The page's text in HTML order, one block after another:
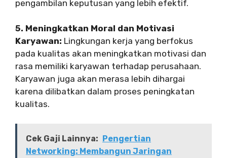
pengambilan keputusan yang lebih efektif.
5. Meningkatkan Moral dan Motivasi
Karyawan: Lingkungan kerja yang berfokus
pada kualitas akan meningkatkan motivasi dan
rasa memiliki karyawan terhadap perusahaan.
Karyawan juga akan merasa lebih dihargai
karena dilibatkan dalam proses peningkatan
kualitas.
Cek Gaji Lainnya: Pengertian
Networking: Membangun Jaringan